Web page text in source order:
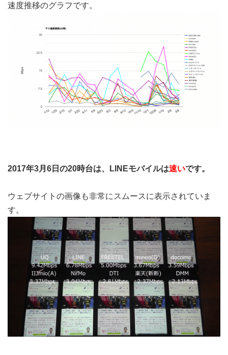
速度推移のグラフです。
2017年3月6日の20時台は、LINEモバイルは速いです。
ウェブサイトの画像も非常にスムースに表示されていま
す。